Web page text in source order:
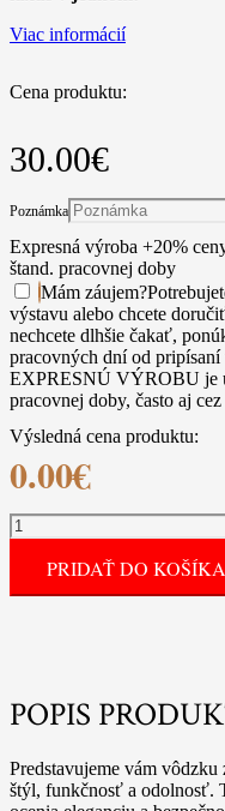
Viac informácií
Cena produktu:
30.00€
Poznámka
Expresná výroba +20%
štand. pracovnej doby
Mám záujem?
výstavu alebo chcete
nechcete dlhšie čakať,
pracovných dní od pripísaní
EXPRESNÚ VÝROBU je
pracovnej doby, často aj
Výsledná cena produktu:
0.00€
množstvo
Vodítko
vínovéPRIDAŤ DO KOŠÍKA
POPIS
Predstavujeme vám
štýl, funkčnosť a odolnosť.